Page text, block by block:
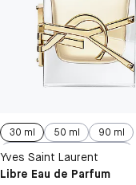
30 ml 50 ml
90 ml
100 ml, Refill
Yves Saint Laurent
Libre Eau de Parfum